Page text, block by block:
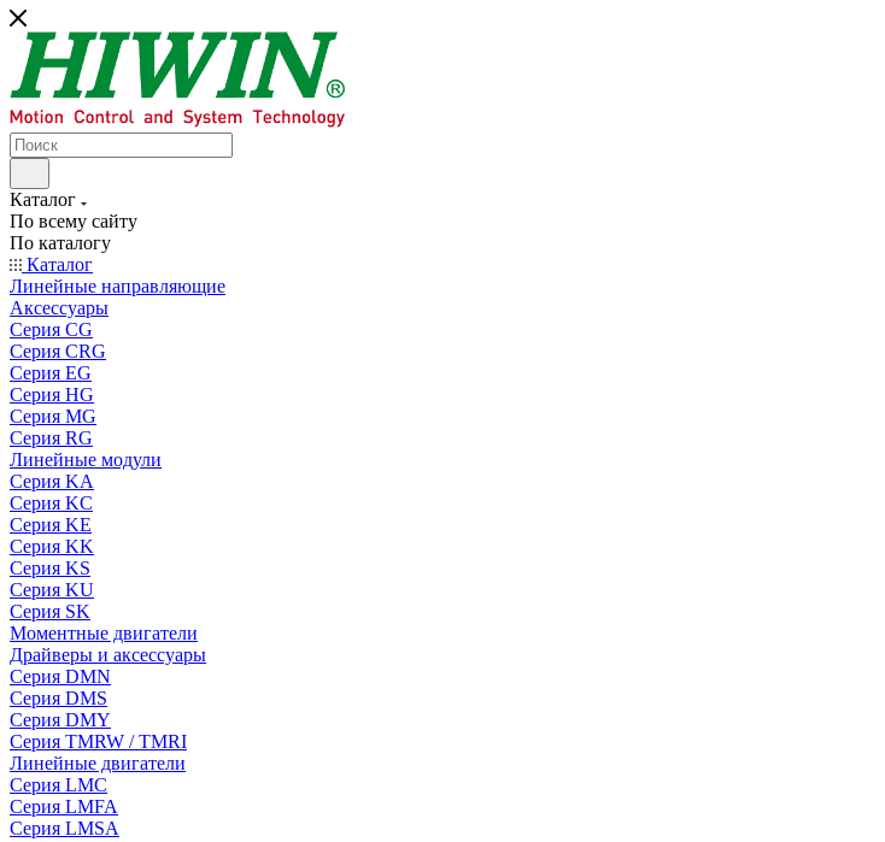
Каталог
По всему сайту
По каталогу
Каталог
Линейные направляющие
Аксессуары
Серия CG
Серия CRG
Серия EG
Серия HG
Серия MG
Серия RG
Линейные модули
Серия KA
Серия KC
Серия KE
Серия KK
Серия KS
Серия KU
Серия SK
Моментные двигатели
Драйверы и аксессуары
Серия DMN
Серия DMS
Серия DMY
Серия TMRW / TMRI
Линейные двигатели
Серия LMC
Серия LMFA
Серия LMSA